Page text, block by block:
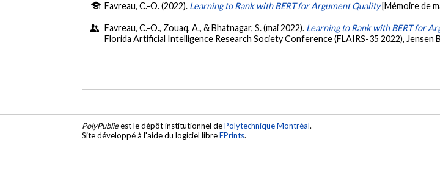
Favreau, C.-O. (2022). Learning to Rank with BERT for Argument Quality [Mémoire de
Favreau, C.-O., Zouaq, A., & Bhatnagar, S. (mai 2022). Learning to Rank with BERT for
Florida Artificial Intelligence Research Society Conference (FLAIRS-35 2022), Jensen
PolyPublieest le dépôt institutionnel dePolytechnique Montréal.
Site développé à l'aide du logiciel libreEPrints.